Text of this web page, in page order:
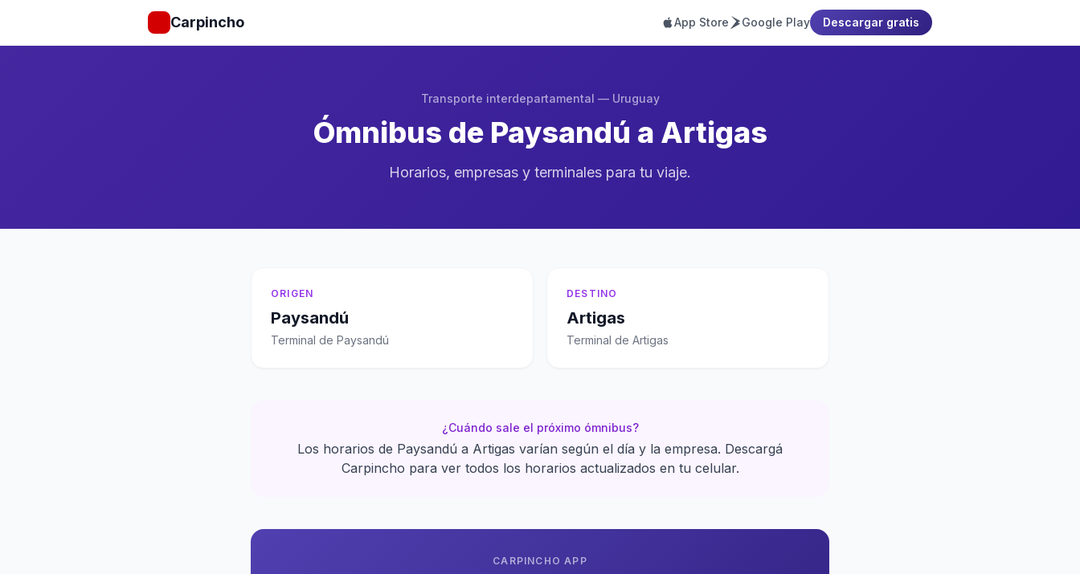
Carpincho App Store Google Play Descargar gratis
Transporte interdepartamental — Uruguay
Ómnibus de Paysandú a Artigas
Horarios, empresas y terminales para tu viaje.
ORIGEN
Paysandú
Terminal de Paysandú
DESTINO
Artigas
Terminal de Artigas
¿Cuándo sale el próximo ómnibus?
Los horarios de Paysandú a Artigas varían según el día y la empresa. Descargá
Carpincho para ver todos los horarios actualizados en tu celular.
CARPINCHO APP